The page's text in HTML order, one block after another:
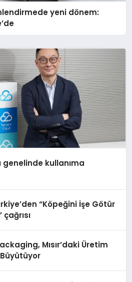
yeni dönem:
kullanıma
“Köpeğini İşe Götür
çağrısı
Mısır’daki Üretim